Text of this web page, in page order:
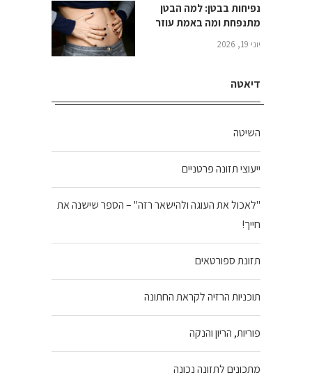
נפיחות בבטן: למה הבטן
מתנפחת ומה באמת עוזר
יוני 19, 2026
דיאטה
השיטה
ייעוצי תזונה פרטניים
"לאכול את העוגה ולהישאר רזה" – הספר שישנה את
חייך!
תזונת ספורטאים
תוכניות הרזיה לקראת החתונה
פוריות, הריון והנקה
מתכונים לתזונה נכונה